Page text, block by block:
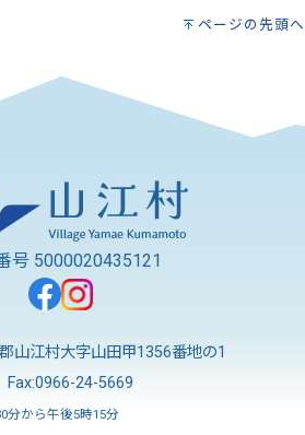
ページの先頭へ
号 5000020435121
山江村大字山田甲1356番地の1
Fax:0966-24-5669
分から午後5時15分